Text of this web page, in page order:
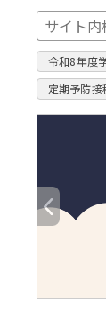
令和8年度
定期予防接